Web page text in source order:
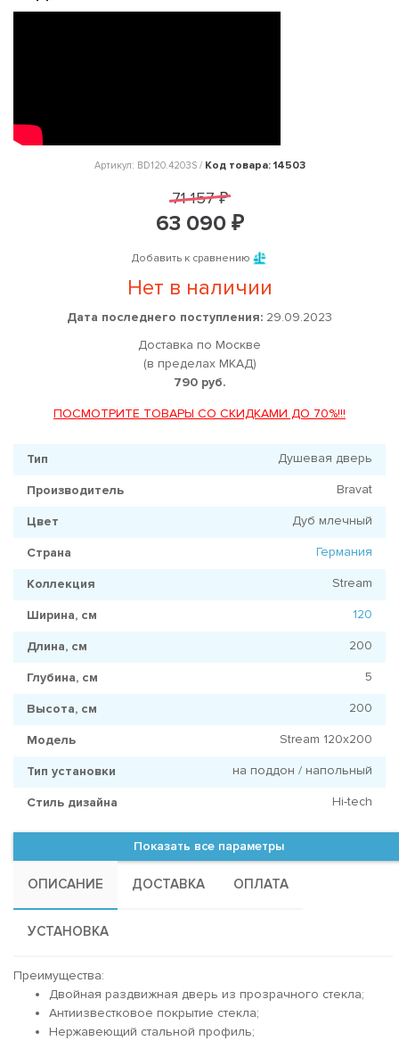
Артикул: BD120.4203S / Код товара: 14503
71 157 ₽
63 090 ₽
Добавить к сравнению
Нет в наличии
Дата последнего поступления: 29.09.2023
Доставка по Москве
(в пределах МКАД)
790 руб.
ПОСМОТРИТЕ ТОВАРЫ СО СКИДКАМИ ДО 70%!!!
Тип Душевая дверь
Производитель Bravat
Цвет Дуб млечный
Страна Германия
Коллекция Stream
Ширина, см 120
Длина, см 200
Глубина, см 5
Высота, см 200
Модель Stream 120x200
Тип установки на поддон / напольный
Стиль дизайна Hi-tech
Показать все параметры
ОПИСАНИЕ ДОСТАВКА ОПЛАТА
УСТАНОВКА
Преимущества:
Двойная раздвижная дверь из прозрачного стекла;
Антиизвестковое покрытие стекла;
Нержавеющий стальной профиль;